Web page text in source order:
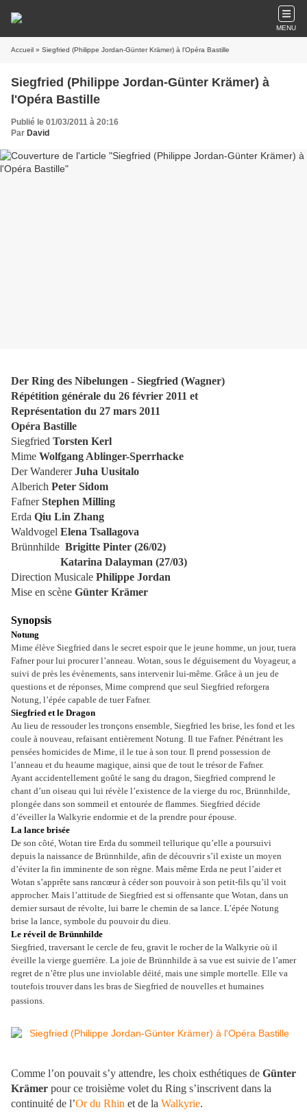
MENU
Accueil » Siegfried (Philippe Jordan-Günter Krämer) à l'Opéra Bastille
Siegfried (Philippe Jordan-Günter Krämer) à
l'Opéra Bastille
Publié le 01/03/2011 à 20:16
Par David
Der Ring des Nibelungen - Siegfried (Wagner)
Répétition générale du 26 février 2011 et
Représentation du 27 mars 2011
Opéra Bastille
Siegfried Torsten Kerl
Mime Wolfgang Ablinger-Sperrhacke
Der WandererJuha Uusitalo
Alberich Peter Sidom
FafnerStephen Milling
Erda Qiu Lin Zhang
Waldvogel Elena Tsallagova
Brünnhilde Brigitte Pinter (26/02)
Katarina Dalayman (27/03)
Direction Musicale Philippe Jordan
Mise en scène Günter Krämer
Synopsis
Notung
Mime élève Siegfried dans le secret espoir que le jeune homme, un jour, tuera
Fafner pour lui procurer l’anneau. Wotan, sous le déguisement du Voyageur, a
suivi de près les évènements, sans intervenir lui-même. Grâce à un jeu de
questions et de réponses, Mime comprend que seul Siegfried reforgera
Notung, l’épée capable de tuer Fafner.
Siegfried et le Dragon
Au lieu de ressouder les tronçons ensemble, Siegfried les brise, les fond et les
coule à nouveau, refaisant entièrement Notung. Il tue Fafner. Pénétrant les
pensées homicides de Mime, il le tue à son tour. Il prend possession de
l’anneau et du heaume magique, ainsi que de tout le trésor de Fafner.
Ayant accidentellement goûté le sang du dragon, Siegfried comprend le
chant d’un oiseau qui lui révèle l’existence de la vierge du roc, Brünnhilde,
plongée dans son sommeil et entourée de flammes. Siegfried décide
d’éveiller la Walkyrie endormie et de la prendre pour épouse.
La lance brisée
De son côté, Wotan tire Erda du sommeil tellurique qu’elle a poursuivi
depuis la naissance de Brünnhilde, afin de découvrir s’il existe un moyen
d’éviter la fin imminente de son règne. Mais même Erda ne peut l’aider et
Wotan s’apprête sans rancœur à céder son pouvoir à son petit-fils qu’il voit
approcher. Mais l’attitude de Siegfried est si offensante que Wotan, dans un
dernier sursaut de révolte, lui barre le chemin de sa lance. L’épée Notung
brise la lance, symbole du pouvoir du dieu.
Le réveil de Brünnhilde
Siegfried, traversant le cercle de feu, gravit le rocher de la Walkyrie où il
éveille la vierge guerrière. La joie de Brünnhilde à sa vue est suivie de l’amer
regret de n’être plus une inviolable déité, mais une simple mortelle. Elle va
toutefois trouver dans les bras de Siegfried de nouvelles et humaines
passions.
Comme l’on pouvait s’y attendre, les choix esthétiques de Günter
Krämer pour ce troisième volet du Ring s’inscrivent dans la
continuité de l’Or du Rhin et de la Walkyrie.